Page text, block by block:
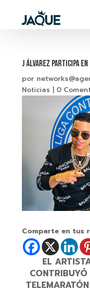
J ÁLVAREZ PARTICIPA
por
Noticias
0
Comparte en tus
EL